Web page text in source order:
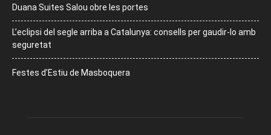
Duana Suites Salou obre les portes
L’eclipsi del segle arriba a Catalunya: consells per gaudir-lo amb
seguretat
Festes d’Estiu de Masboquera